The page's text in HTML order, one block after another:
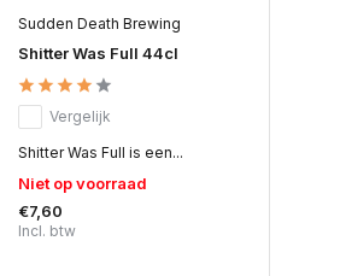
Sudden Death Brewing
Shitter Was Full 44cl
Vergelijk
Shitter Was Full is een...
Niet op voorraad
€7,60
Incl. btw